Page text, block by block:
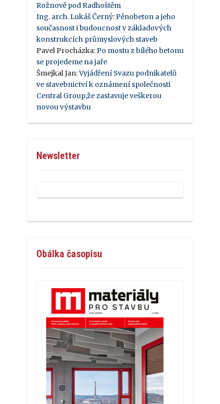
Rožnově pod Radhoštěm
Ing. arch. Lukáš Černý: Pěnobeton a jeho
současnost i budoucnost v základových
konstrukcích průmyslových staveb
Pavel Procházka: Po mostu z bílého betonu
se projedeme na jaře
Šmejkal Jan:Vyjádření Svazu podnikatelů
ve stavebnictví k oznámení společnosti
Central Group,že zastavuje veškerou
novou výstavbu
Newsletter
Obálka časopisu